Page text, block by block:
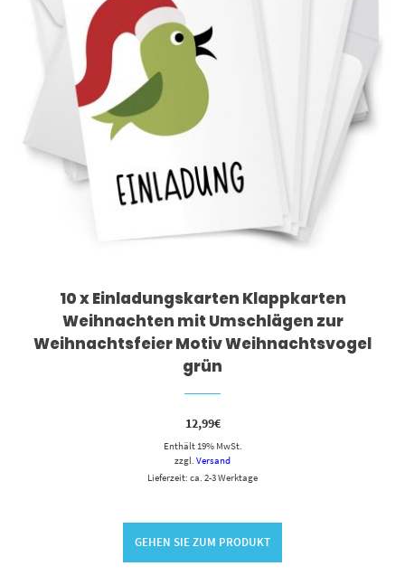
10 x Einladungskarten Klappkarten
Weihnachten mit Umschlägen zur
Weihnachtsfeier Motiv Weihnachtsvogel
grün
12,99€
Enthält 19% MwSt.
zzgl. Versand
Lieferzeit: ca. 2-3 Werktage
GEHEN SIE ZUM PRODUKT